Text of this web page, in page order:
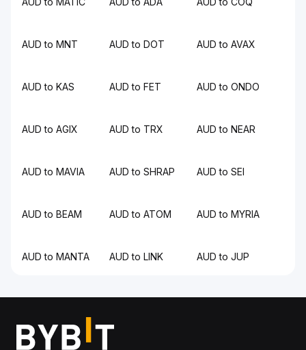
AUD to MNT AUD to DOT AUD to AVAX
AUD to KAS AUD to FET AUD to ONDO
AUD to AGIX AUD to TRX AUD to NEAR
AUD to MAVIA AUD to SHRAP AUD to SEI
AUD to BEAM AUD to ATOM AUD to MYRIA
AUD to MANTA AUD to LINK AUD to JUP